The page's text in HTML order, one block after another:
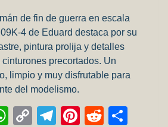
de fin de guerra en escala
4 de Eduard destaca por su
pintura prolija y detalles
precortados. Un
limpio y muy disfrutable para
del modelismo.
WhatsApp
CopyTelegram
Pinterest
Reddit